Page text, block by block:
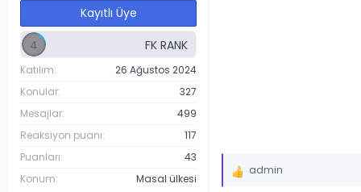
Kayıtlı Üye
4
Katılım
26 Ağustos 2024
Konular
327
Mesajlar
499
Reaksiyon puanı
117
Puanları
43
Konum
Masal ülkesi
İ
admin